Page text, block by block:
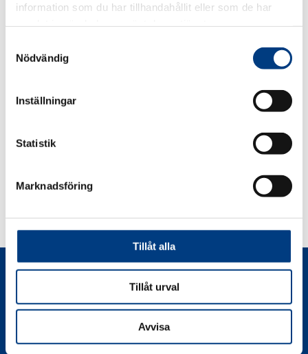
information som du har tillhandahållit eller som de har
Nödvändig
Inställningar
Statistik
Marknadsföring
Tillåt alla
Tillåt urval
Avvisa
2017-01-02
kollektivtrafik för pengarna
Juridiska frågor maila
juridik@taxiforbundet.se